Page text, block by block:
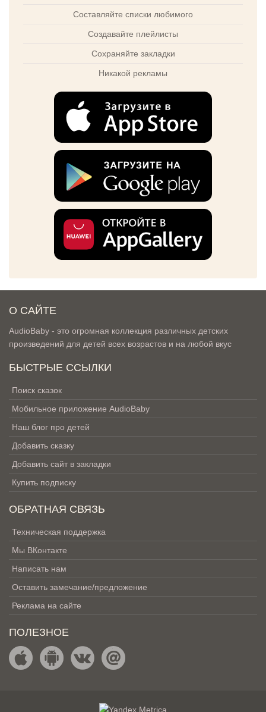
Составляйте списки любимого
Создавайте плейлисты
Сохраняйте закладки
Никакой рекламы
О САЙТЕ
AudioBaby - это огромная коллекция различных детских
произведений для детей всех возрастов и на любой вкус
БЫСТРЫЕ ССЫЛКИ
Поиск сказок
Мобильное приложение AudioBaby
Наш блог про детей
Добавить сказку
Добавить сайт в закладки
Купить подписку
ОБРАТНАЯ СВЯЗЬ
Техническая поддержка
Мы ВКонтакте
Написать нам
Оставить замечание/предложение
Реклама на сайте
ПОЛЕЗНОЕ